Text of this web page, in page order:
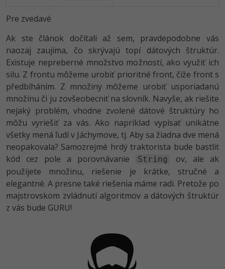
Pre zvedavé
Ak ste článok dočítali až sem, pravdepodobne vás
naozaj zaujíma, čo skrývajú topí dátových štruktúr.
Existuje nepreberné množstvo možností, ako využiť ich
silu. Z frontu môžeme urobiť prioritné front, čiže front s
předbíháním. Z množiny môžeme urobiť usporiadanú
množinu či ju zovšeobecniť na slovník. Navyše, ak riešite
nejaký problém, vhodne zvolené dátové štruktúry ho
môžu vyriešiť za vás. Ako napríklad vypísať unikátne
všetky mená ľudí v Jáchymove, tj. Aby sa žiadna dve mená
neopakovala? Samozrejmé hrdý traktorista bude bastlit
kód cez pole a porovnávanie
String
ov, ale ak
použijete množinu, riešenie je krátke, stručné a
elegantné. A presne také riešenia máme radi. Pretože po
majstrovskom zvládnutí algoritmov a dátových štruktúr
z vás bude GURU!